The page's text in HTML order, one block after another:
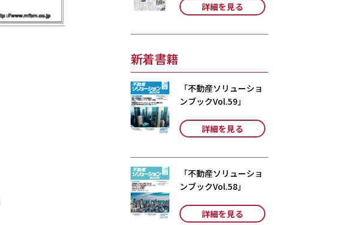
詳細を見る
新着書籍
「不動産ソリューショ
ンブックVol.59」
詳細を見る
「不動産ソリューショ
ンブックVol.58」
詳細を見る